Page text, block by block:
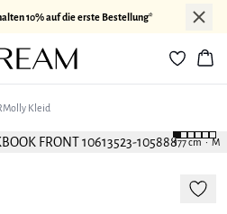
10% auf die erste Bestellung*
Kleid
177 cm • M